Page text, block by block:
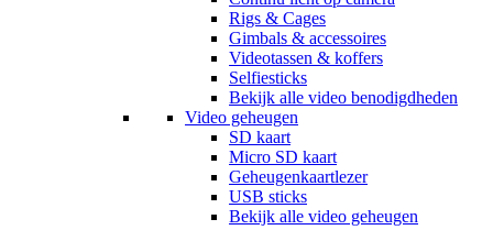
Rigs & Cages
Gimbals & accessoires
Videotassen & koffers
Selfiesticks
Bekijk alle video benodigdheden
Video geheugen
SD kaart
Micro SD kaart
Geheugenkaartlezer
USB sticks
Bekijk alle video geheugen